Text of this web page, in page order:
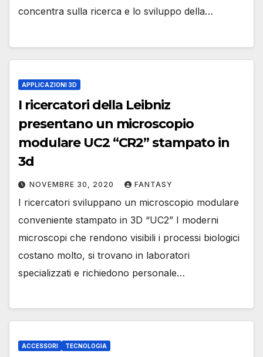
concentra sulla ricerca e lo sviluppo della…
APPLICAZIONI 3D
I ricercatori della Leibniz
presentano un microscopio
modulare UC2 “CR2” stampato in
3d
NOVEMBRE 30, 2020 FANTASY
I ricercatori sviluppano un microscopio modulare
conveniente stampato in 3D “UC2” I moderni
microscopi che rendono visibili i processi biologici
costano molto, si trovano in laboratori
specializzati e richiedono personale…
ACCESSORI TECNOLOGIA